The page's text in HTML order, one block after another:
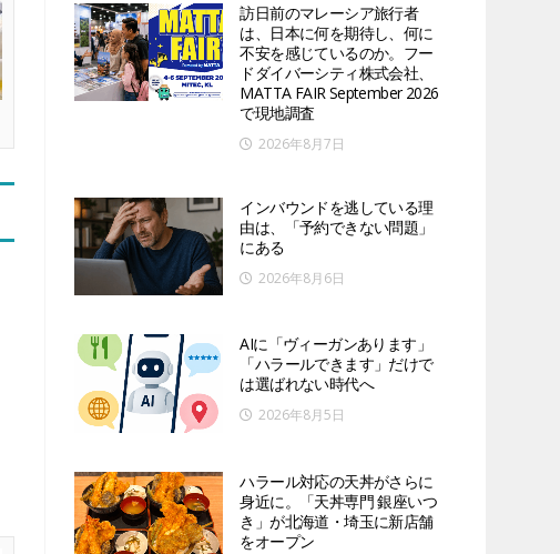
訪日前のマレーシア旅行者
は、日本に何を期待し、何に
不安を感じているのか。フー
ドダイバーシティ株式会社、
MATTA FAIR September 2026
で現地調査
2026年8月7日
インバウンドを逃している理
由は、「予約できない問題」
にある
2026年8月6日
AIに「ヴィーガンあります」
「ハラールできます」だけで
は選ばれない時代へ
2026年8月5日
ハラール対応の天丼がさらに
身近に。「天丼専門 銀座いつ
き」が北海道・埼玉に新店舗
をオープン